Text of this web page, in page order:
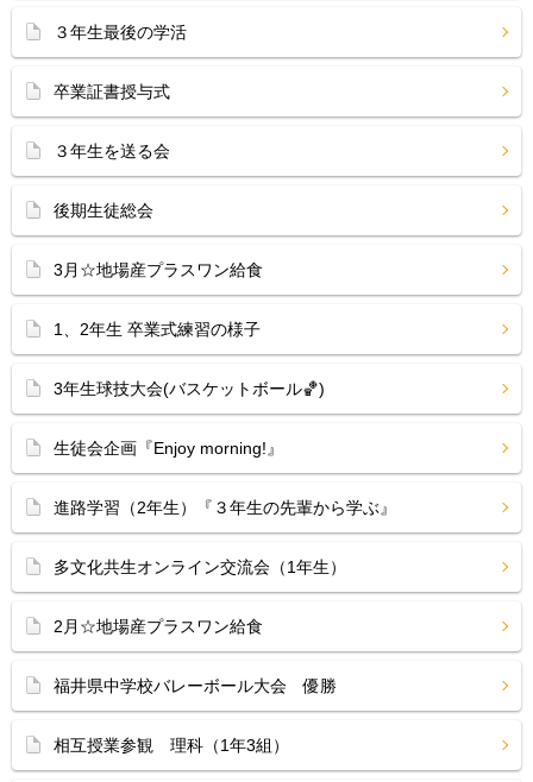
３年生最後の学活
卒業証書授与式
３年生を送る会
後期生徒総会
3月☆地場産プラスワン給食
1、2年生 卒業式練習の様子
3年生球技大会(バスケットボール🏀)
生徒会企画『Enjoy morning!』
進路学習（2年生）『３年生の先輩から学ぶ』
多文化共生オンライン交流会（1年生）
2月☆地場産プラスワン給食
福井県中学校バレーボール大会 優勝
相互授業参観 理科（1年3組）